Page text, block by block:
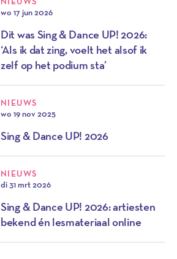
wo 17 jun 2026
Dit was Sing & Dance UP! 2026:
‘Als ik dat zing, voelt het alsof ik
zelf op het podium sta’
NIEUWS
wo 19 nov 2025
Sing & Dance UP! 2026
NIEUWS
di 31 mrt 2026
Sing & Dance UP! 2026: artiesten
bekend én lesmateriaal online